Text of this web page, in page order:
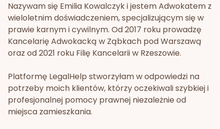
Nazywam się Emilia Kowalczyk i jestem Adwokatem z
wieloletnim doświadczeniem, specjalizującym się w
prawie karnym i cywilnym. Od 2017 roku prowadzę
Kancelarię Adwokacką w Ząbkach pod Warszawą
oraz od 2021 roku Filię Kancelarii w Rzeszowie.
Platformę LegalHelp stworzyłam w odpowiedzi na
potrzeby moich klientów, którzy oczekiwali szybkiej i
profesjonalnej pomocy prawnej niezależnie od
miejsca zamieszkania.